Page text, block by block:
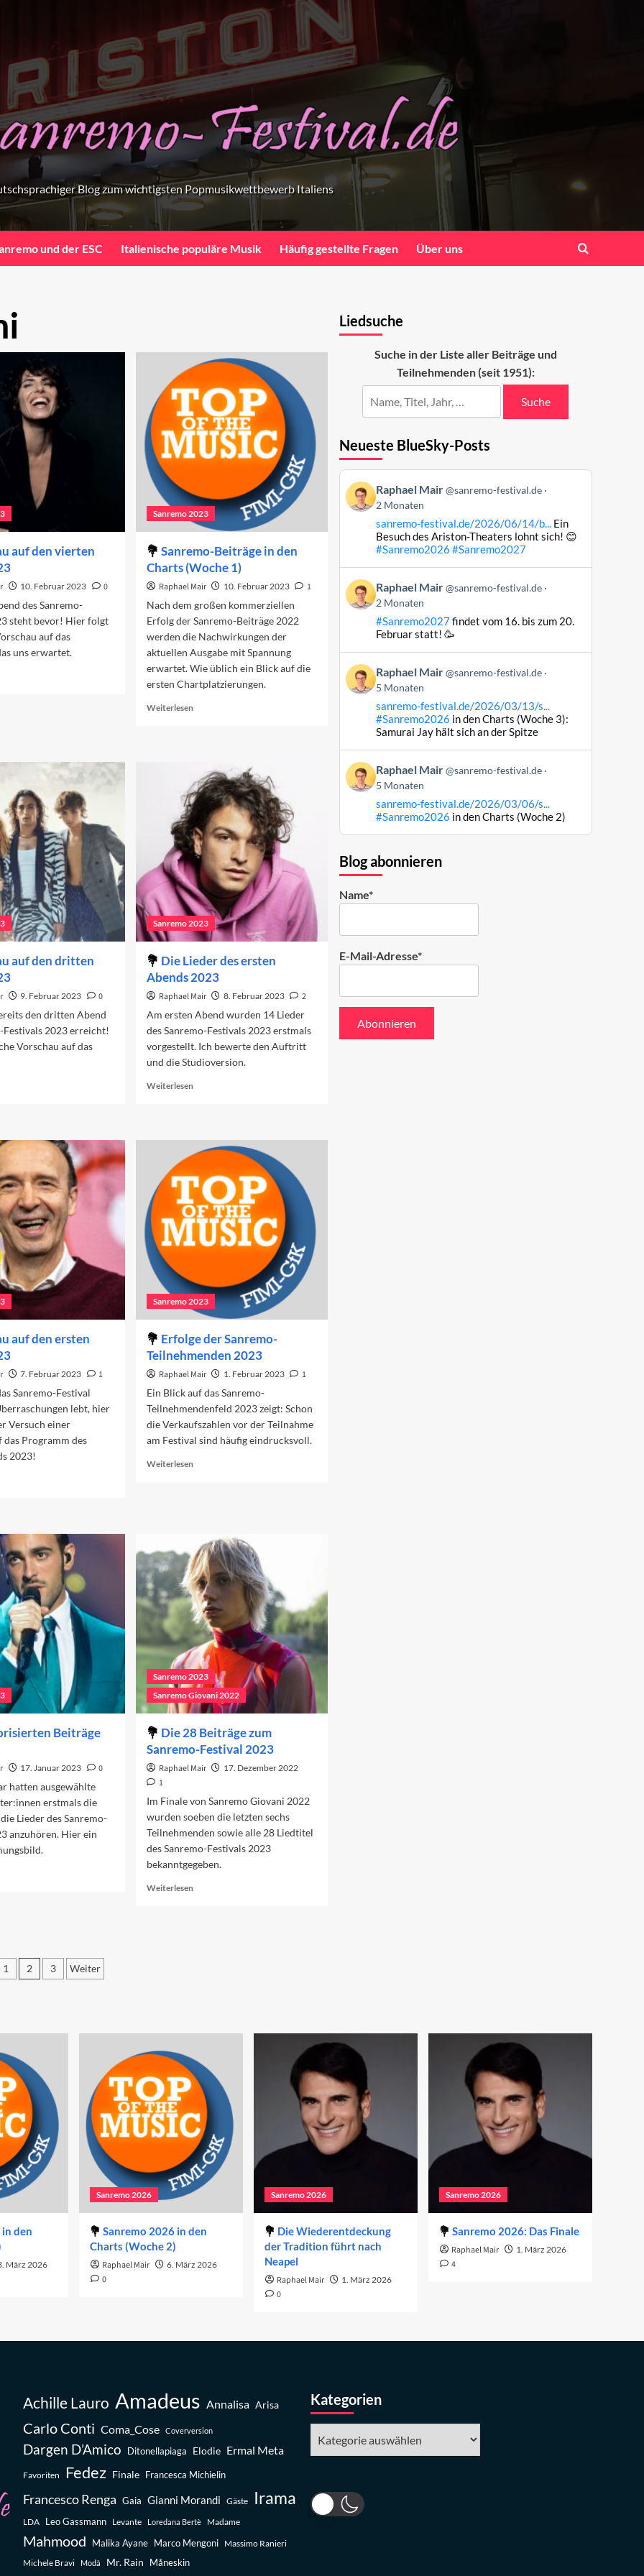
Blog zum wichtigsten Popmusikwettbewerb Italiens
und der ESC Italienische populäre Musik Häufig gestellte Fragen Über uns
auf den vierten
10. Februar 2023
0
des Sanremo-
steht bevor! Hier folgt
auf das
uns erwartet.
Sanremo 2023
Sanremo-Beiträge in den
Charts (Woche 1)
Raphael Mair 10. Februar 2023
1
Nach dem großen kommerziellen
Erfolg der Sanremo-Beiträge 2022
werden die Nachwirkungen der
aktuellen Ausgabe mit Spannung
erwartet. Wie üblich ein Blick auf die
ersten Chartplatzierungen.
WeiterlesenRead
den
Charts
(Woche
1)
auf den dritten
9. Februar 2023
0
den dritten Abend
Festivals 2023 erreicht!
Vorschau auf das
Sanremo 2023
Die Lieder des ersten
Abends 2023
Raphael Mair 8. Februar 2023
2
Am ersten Abend wurden 14 Lieder
des Sanremo-Festivals 2023 erstmals
vorgestellt. Ich bewerte den Auftritt
und die Studioversion.
WeiterlesenRead
Lieder
des
Abends
2023
auf den ersten
7. Februar 2023
1
Sanremo-Festival
lebt, hier
Versuch einer
das Programm des
2023!
Sanremo 2023
Erfolge der Sanremo-
Teilnehmenden 2023
Raphael Mair 1. Februar 2023
1
Ein Blick auf das Sanremo-
Teilnehmendenfeld 2023 zeigt: Schon
die Verkaufszahlen vor der Teilnahme
am Festival sind häufig eindrucksvoll.
WeiterlesenRead
Teilnehmenden
2023
Beiträge
17. Januar 2023
0
hatten ausgewählte
erstmals die
Lieder des Sanremo-
anzuhören. Hier ein
Sanremo 2023
Sanremo Giovani 2022
Die 28 Beiträge zum
Sanremo-Festival 2023
Raphael Mair 17. Dezember 2022
1
Im Finale von Sanremo Giovani 2022
wurden soeben die letzten sechs
Teilnehmenden sowie alle 28 Liedtitel
des Sanremo-Festivals 2023
bekanntgegeben.
WeiterlesenRead
1 2 3 Weiter
Liedsuche
Suche in der Liste aller Beiträge und
Teilnehmenden (seit 1951):
Suche
Neueste BlueSky-Posts
Beitrag
von
Raphael
Raphael Mair @sanremo-festival.de
2 Monaten
sanremo-festival.de/2026/06/14/b...Ein
Besuch des Ariston-Theaters lohnt sich! 😊
#Sanremo2026 #Sanremo2027
Beitrag
von
Raphael
Bluesky
ansehen
Raphael Mair @sanremo-festival.de
2 Monaten
#Sanremo2027findet vom 16. bis zum 20.
Februar statt! 🥳
Beitrag
von
Raphael
Raphael Mair @sanremo-festival.de
5 Monaten
sanremo-festival.de/2026/03/13/s...
#Sanremo2026 in den Charts (Woche 3):
Samurai Jay hält sich an der Spitze
Beitrag
von
Raphael
Bluesky
ansehen
Raphael Mair @sanremo-festival.de
5 Monaten
sanremo-festival.de/2026/03/06/s...
#Sanremo2026 in den Charts (Woche 2)
Blog abonnieren
Name*
E-Mail-Adresse*
den
März 2026
Sanremo 2026
Sanremo 2026 in den
Charts (Woche 2)
Raphael Mair 6. März 2026
0
Sanremo 2026
Die Wiederentdeckung
der Tradition führt nach
Neapel
Raphael Mair 1. März 2026
0
Sanremo 2026
Sanremo 2026: Das Finale
Raphael Mair 1. März 2026
4
Achille Lauro Amadeus Annalisa Arisa
Carlo Conti Coma_Cose Coverversion
Dargen D’Amico Ditonellapiaga Elodie Ermal Meta
Favoriten Fedez Finale Francesca Michielin
Francesco Renga Gaia Gianni Morandi Gäste Irama
LDA Leo Gassmann Levante Loredana Bertè Madame
Mahmood Malika Ayane Marco Mengoni
Massimo Ranieri
Michele Bravi
Modà Mr. Rain Måneskin
Kategorien